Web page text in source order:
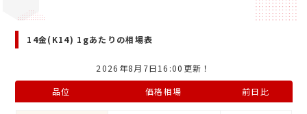
14金(K14) 1gあたりの相場表
2026年8月7日16:00更新！
品位 価格相場 前日比